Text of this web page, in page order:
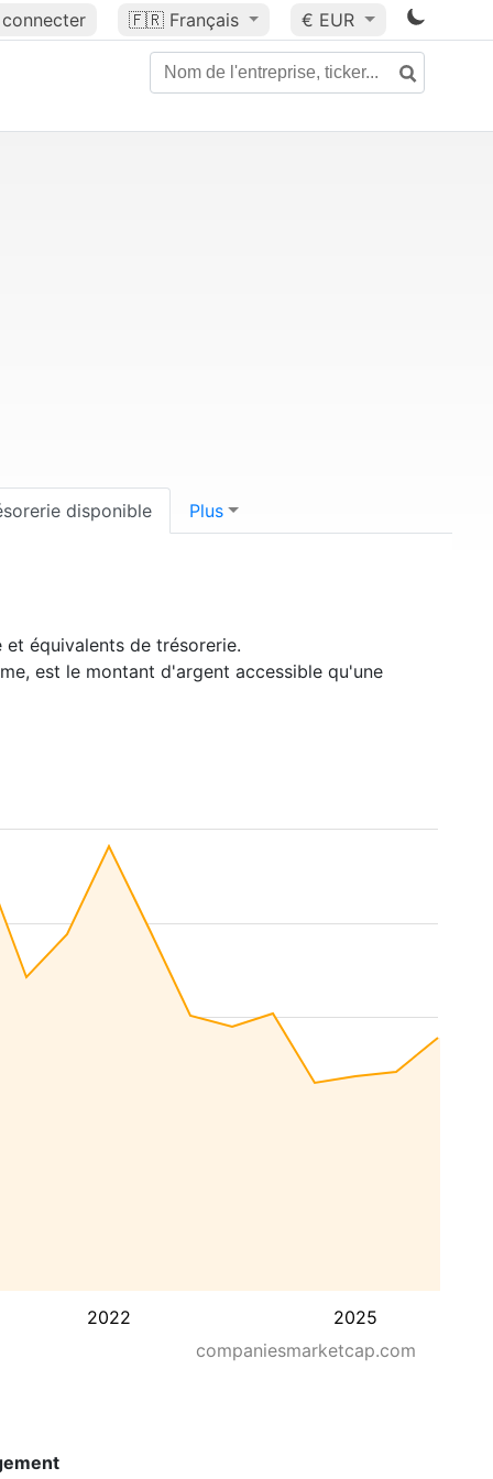
connecter 🇫🇷 Français € EUR
disponible Plus
et équivalents de trésorerie.
est le montant d'argent accessible qu'une
2022 2025
companiesmarketcap.com